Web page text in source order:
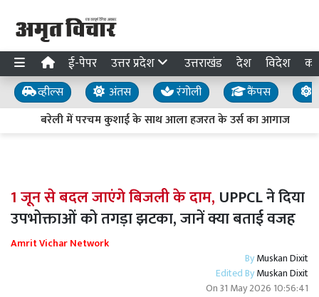
ई-पेपर उत्तर प्रदेश उत्तराखंड देश विदेश
व्हील्स अंतस रंगोली कैंपस
बरेली में परचम कुशाई के साथ आला हजरत के उर्स का आगाज
1 जून से बदल जाएंगे बिजली के दाम, UPPCL ने दिया
उपभोक्ताओं को तगड़ा झटका, जानें क्या बताई वजह
Amrit Vichar Network
ByMuskan Dixit
Edited ByMuskan Dixit
On31 May 2026 10:56:41